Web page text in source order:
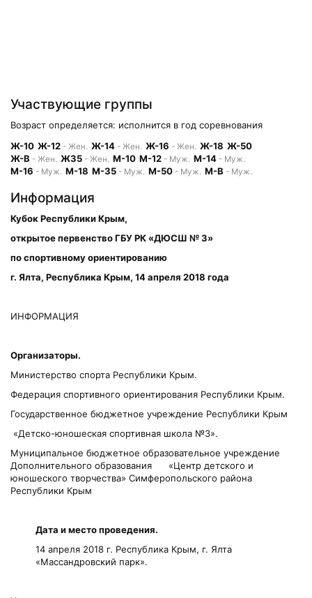
Участвующие группы
Возраст определяется: исполнится в год соревнования
Ж-10 Ж-12 - Жен. Ж-14 - Жен. Ж-16 - Жен. Ж-18 Ж-50
Ж-В - Жен. Ж35 - Жен. М-10 М-12 - Муж. М-14 - Муж.
М-16 - Муж. М-18 М-35 - Муж. М-50 - Муж. М-В - Муж.
Информация
Кубок Республики Крым,
открытое первенство ГБУ РК «ДЮСШ № 3»
по спортивному ориентированию
г. Ялта, Республика Крым, 14 апреля 2018 года
ИНФОРМАЦИЯ
Организаторы.
Министерство спорта Республики Крым.
Федерация спортивного ориентирования Республики Крым.
Государственное бюджетное учреждение Республики Крым
«Детско-юношеская спортивная школа №3».
Муниципальное бюджетное образовательное учреждение
Дополнительного образования «Центр детского и
юношеского творчества» Симферопольского района
Республики Крым
Дата и место проведения.
14 апреля 2018 г. Республика Крым, г. Ялта
«Массандровский парк».